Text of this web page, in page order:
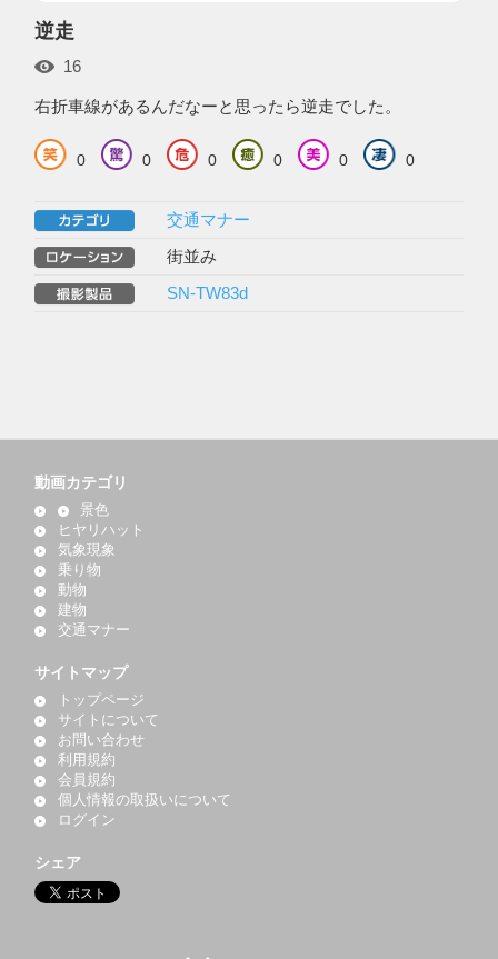
逆走
16
右折車線があるんだなーと思ったら逆走でした。
0 0 0 0 0 0
交通マナー
街並み
SN-TW83d
動画カテゴリ
景色
ヒヤリハット
気象現象
乗り物
動物
建物
交通マナー
サイトマップ
トップページ
サイトについて
お問い合わせ
利用規約
会員規約
個人情報の取扱いについて
ログイン
シェア